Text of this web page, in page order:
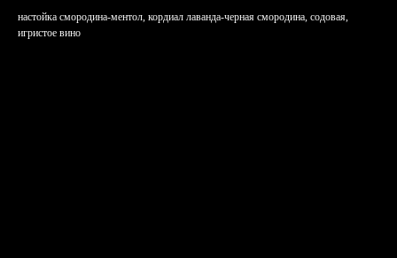
настойка смородина-ментол, кордиал лаванда-черная смородина, содовая,
игристое вино